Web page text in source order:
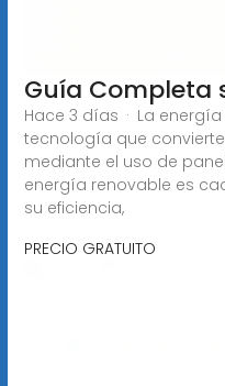
Guía Completa
Hace 3 días · La
tecnología que
mediante el uso de
energía renovable es
su eficiencia,
PRECIO GRATUITO